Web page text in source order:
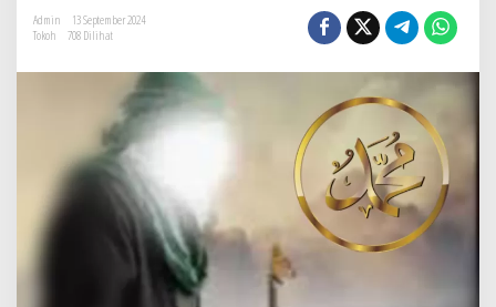
i
a
M
h
a
m
m
Admin
13 September 2024
Tokoh
708 Dilihat